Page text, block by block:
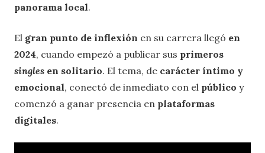
panorama local.
El gran punto de inflexión en su carrera llegó en
2024, cuando empezó a publicar sus primeros
singles en solitario. El tema, de carácter íntimo y
emocional, conectó de inmediato con el público y
comenzó a ganar presencia en plataformas
digitales.